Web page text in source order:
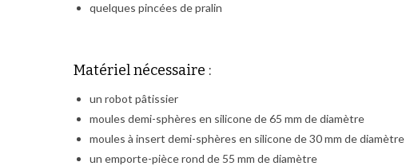
quelques pincées de pralin
Matériel nécessaire :
un robot pâtissier
moules demi-sphères en silicone de 65 mm de diamètre
moules à insert demi-sphères en silicone de 30 mm de diamètre
un emporte-pièce rond de 55 mm de diamètre